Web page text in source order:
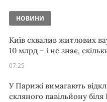
НОВИНИ
Київ схвалив житлових
10 млрд – і не знає,
07:25
У Парижі вимагають
скляного павільйону